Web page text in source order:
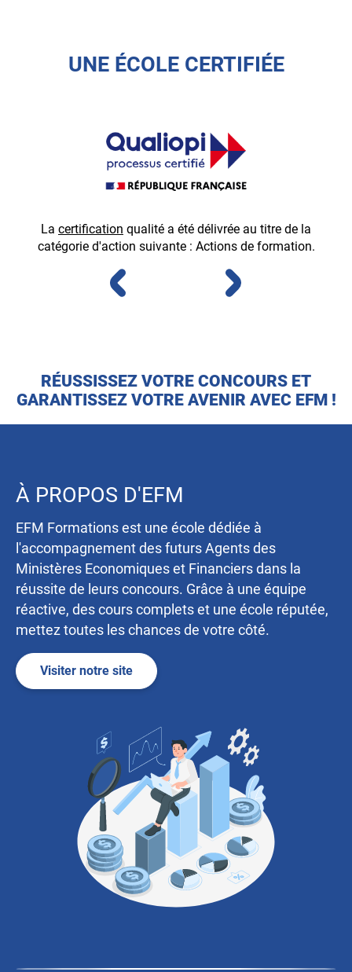
UNE ÉCOLE CERTIFIÉE
La certification qualité a été délivrée au titre de la
catégorie d'action suivante : Actions de formation.
RÉUSSISSEZ VOTRE CONCOURS ET
GARANTISSEZ VOTRE AVENIR AVEC EFM !
À PROPOS D'EFM
EFM Formations est une école dédiée à
l'accompagnement des futurs Agents des
Ministères Economiques et Financiers dans la
réussite de leurs concours. Grâce à une équipe
réactive, des cours complets et une école réputée,
mettez toutes les chances de votre côté.
Visiter notre site